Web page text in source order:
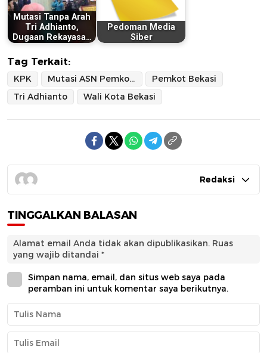
Mutasi Tanpa Arah
Tri Adhianto,
Dugaan Rekayasa…
Pedoman Media
Siber
Tag Terkait:
KPK Mutasi ASN Pemkot Bekasi
Pemkot Bekasi
Tri Adhianto
Wali Kota Bekasi
Redaksi
TINGGALKAN BALASAN
Alamat email Anda tidak akan dipublikasikan. Ruas
yang wajib ditandai *
Simpan nama, email, dan situs web saya pada
peramban ini untuk komentar saya berikutnya.